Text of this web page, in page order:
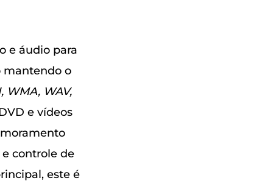
e áudio para
mantendo o
WMA, WAV,
e vídeos
controle de
este é